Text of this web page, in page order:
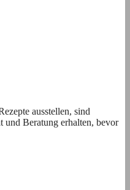
ausstellen, sind
und Beratung erhalten, bevor